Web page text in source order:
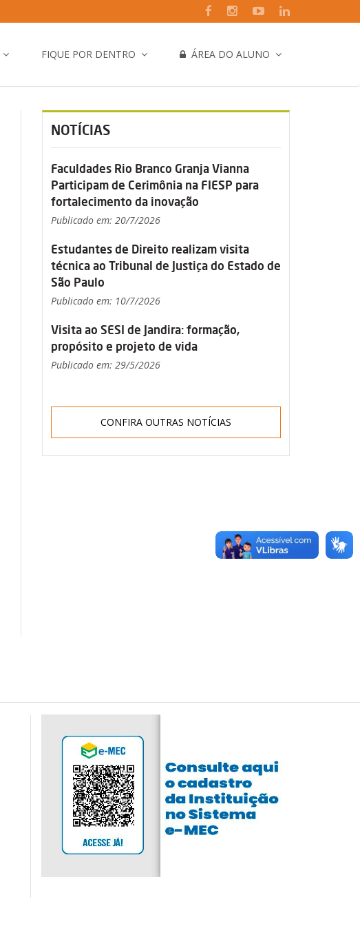
FIQUE POR DENTRO ÁREA DO ALUNO
NOTÍCIAS
Faculdades Rio Branco Granja Vianna
Participam de Cerimônia na FIESP para
fortalecimento da inovação
Publicado em: 20/7/2026
Estudantes de Direito realizam visita
técnica ao Tribunal de Justiça do Estado de
São Paulo
Publicado em: 10/7/2026
Visita ao SESI de Jandira: formação,
propósito e projeto de vida
Publicado em: 29/5/2026
CONFIRA OUTRAS NOTÍCIAS